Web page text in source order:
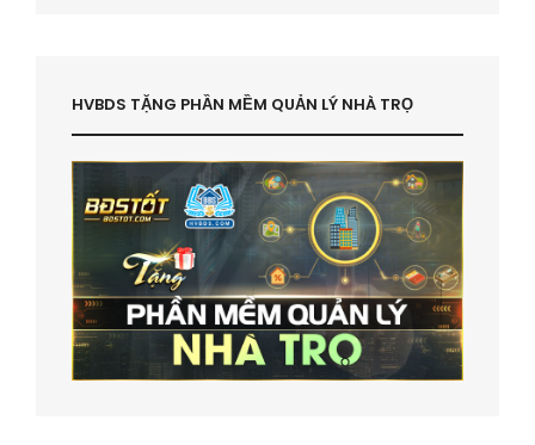
HVBDS TẶNG PHẦN MỀM QUẢN LÝ NHÀ TRỌ